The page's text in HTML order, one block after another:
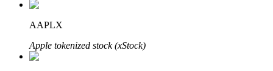
Leer staken
Meer informatie over het verdienen van passief inkomen
Bitrue
AI
AAPLX
Apple tokenized stock (xStock)